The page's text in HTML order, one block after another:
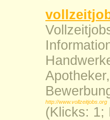
http://www.vollzeitjobs.org
(Klicks: 1;